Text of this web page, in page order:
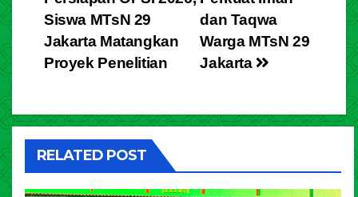
dan Taqwa
Warga MTsN 29
Jakarta
Siswa MTsN 29
Jakarta Matangkan
Proyek Penelitian
RELATED POST